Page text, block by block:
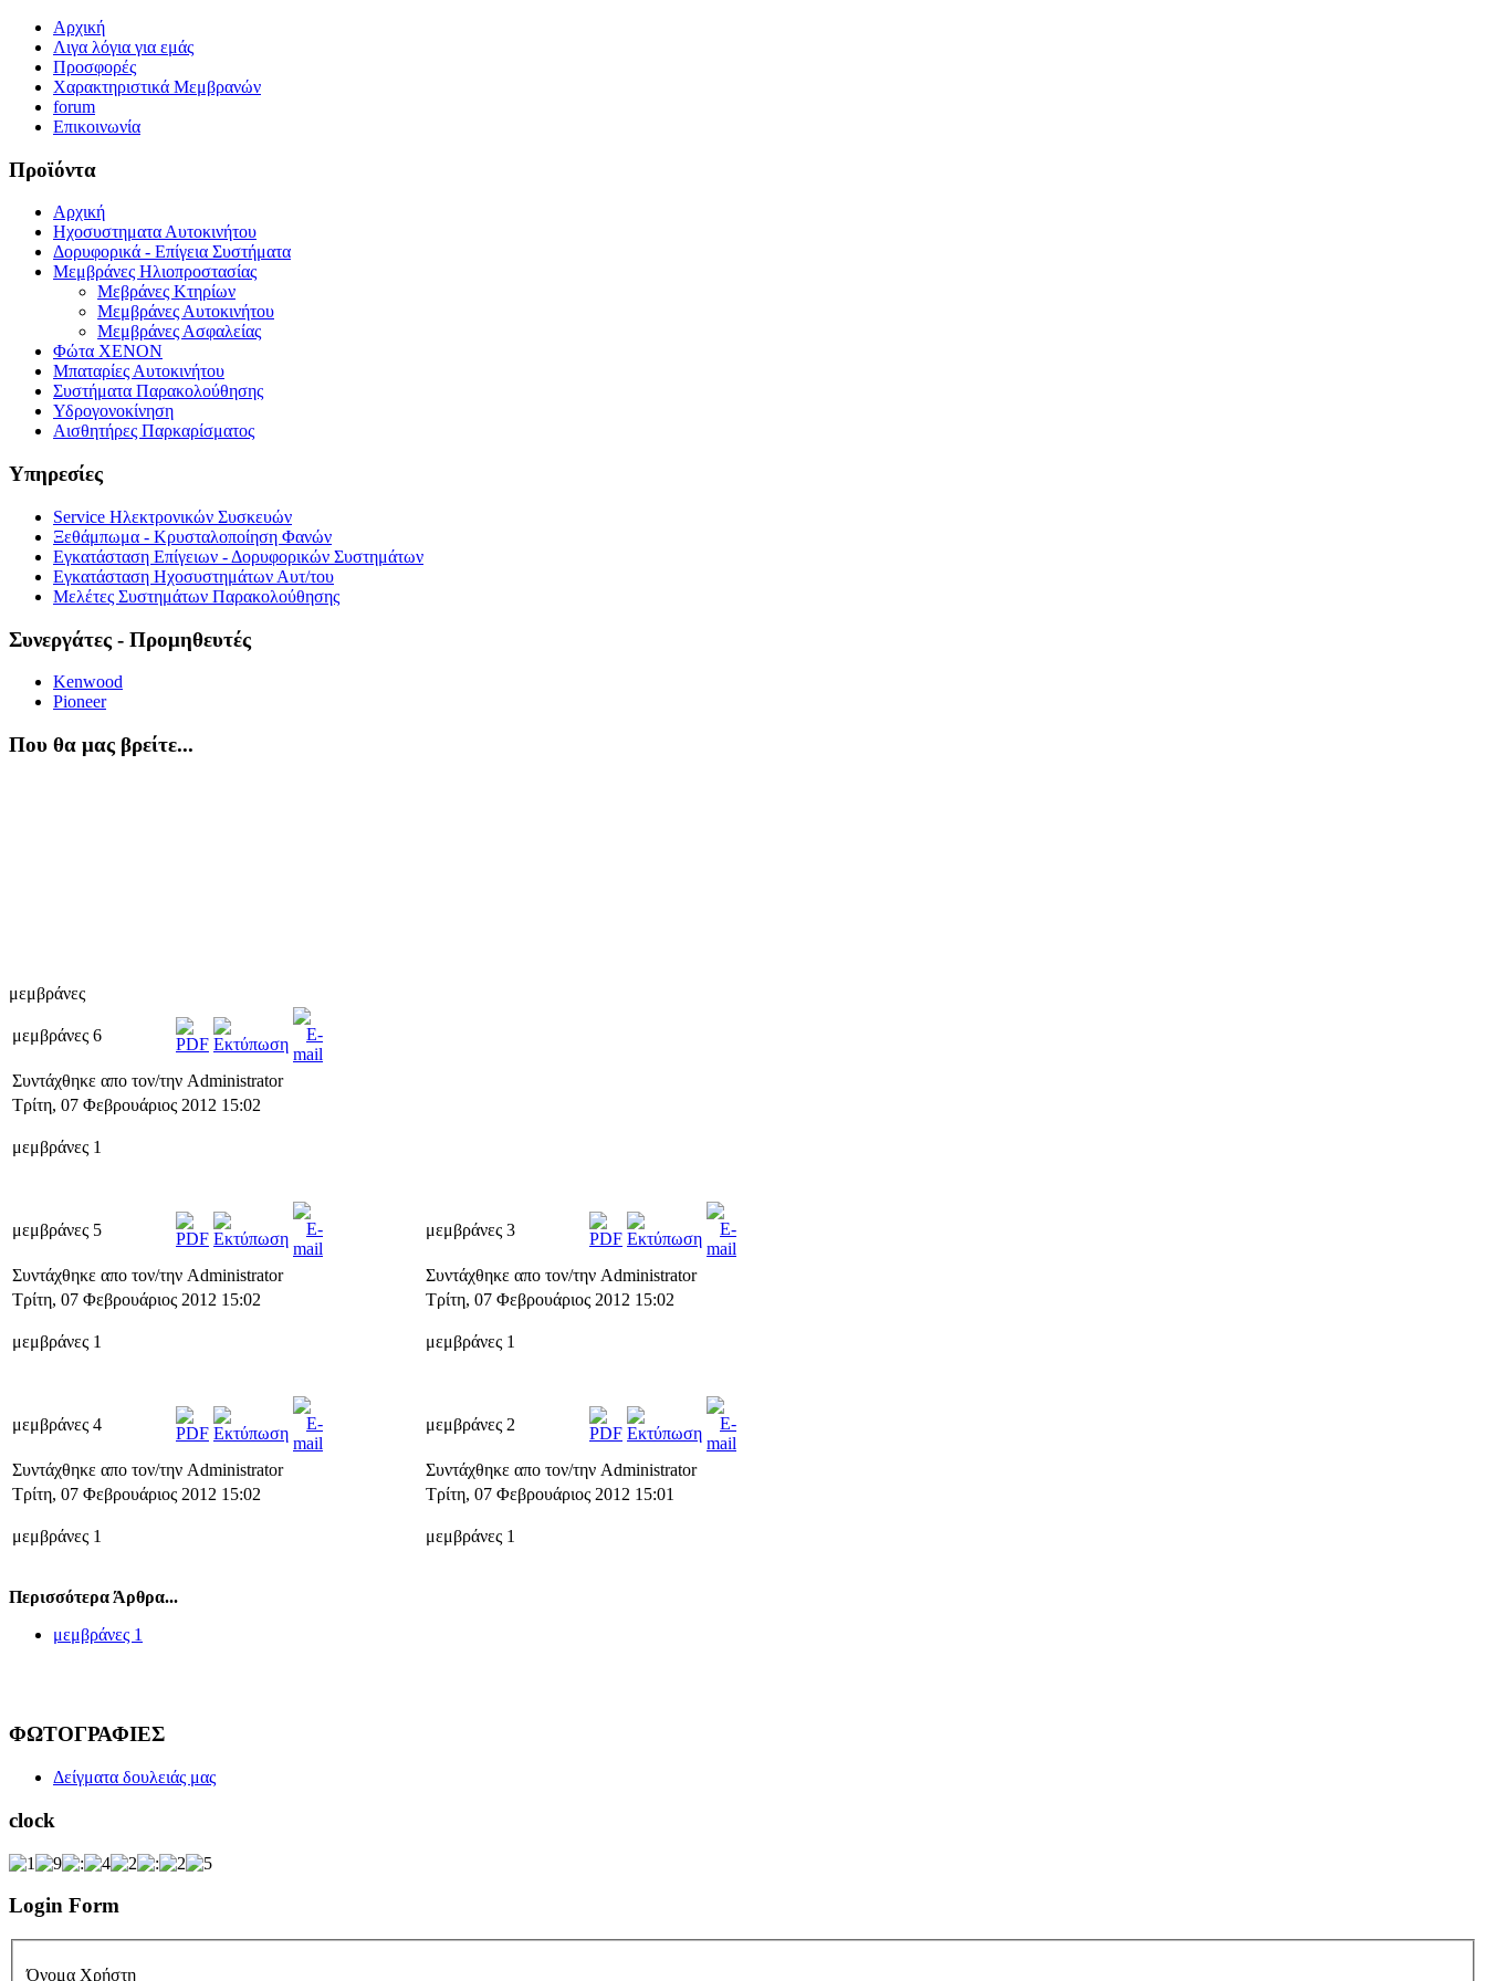
Αρχική
Λιγα λόγια για εμάς
Προσφορές
Χαρακτηριστικά Μεμβρανών
forum
Επικοινωνία
Προϊόντα
Αρχική
Ηχοσυστηματα Αυτοκινήτου
Δορυφορικά - Επίγεια Συστήματα
Μεμβράνες Ηλιοπροστασίας
Μεβράνες Κτηρίων
Μεμβράνες Αυτοκινήτου
Μεμβράνες Ασφαλείας
Φώτα XENON
Μπαταρίες Αυτοκινήτου
Συστήματα Παρακολούθησης
Υδρογονοκίνηση
Αισθητήρες Παρκαρίσματος
Υπηρεσίες
Service Ηλεκτρονικών Συσκευών
Ξεθάμπωμα - Κρυσταλοποίηση Φανών
Εγκατάσταση Επίγειων - Δορυφορικών Συστημάτων
Εγκατάσταση Ηχοσυστημάτων Αυτ/του
Μελέτες Συστημάτων Παρακολούθησης
Συνεργάτες - Προμηθευτές
Kenwood
Pioneer
Που θα μας βρείτε...
μεμβράνες
μεμβράνες 6
Συντάχθηκε απο τον/την Administrator
Τρίτη, 07 Φεβρουάριος 2012 15:02
μεμβράνες 1
μεμβράνες 5
Συντάχθηκε απο τον/την Administrator
Τρίτη, 07 Φεβρουάριος 2012 15:02
μεμβράνες 1
μεμβράνες 4
Συντάχθηκε απο τον/την Administrator
Τρίτη, 07 Φεβρουάριος 2012 15:02
μεμβράνες 1
μεμβράνες 3
Συντάχθηκε απο τον/την Administrator
Τρίτη, 07 Φεβρουάριος 2012 15:02
μεμβράνες 1
μεμβράνες 2
Συντάχθηκε απο τον/την Administrator
Τρίτη, 07 Φεβρουάριος 2012 15:01
μεμβράνες 1
Περισσότερα Άρθρα...
μεμβράνες 1
ΦΩΤΟΓΡΑΦΙΕΣ
Δείγματα δουλειάς μας
clock
Login Form
Όνομα Χρήστη